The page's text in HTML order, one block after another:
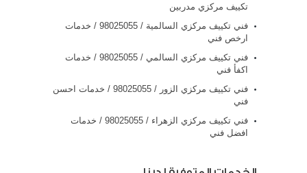
تكييف مركزي مدربين
فني تكييف مركزي السالمية / 98025055 / خدمات
ارخص فني
فني تكييف مركزي السالمي / 98025055 / خدمات
اكفأ فني
فني تكييف مركزي الزور / 98025055 / خدمات احسن
فني
فني تكييف مركزي الزهراء / 98025055 / خدمات
افضل فني